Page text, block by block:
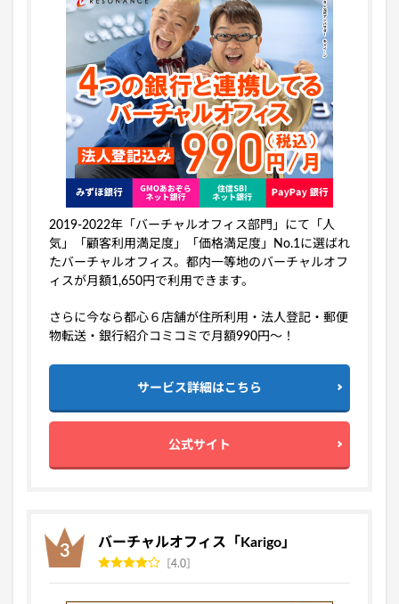
2019-2022年「バーチャルオフィス部門」にて「人
気」「顧客利用満足度」「価格満足度」No.1に選ばれ
たバーチャルオフィス。都内一等地のバーチャルオフ
ィスが月額1,650円で利用できます。
さらに今なら都心６店舗が住所利用・法人登記・郵便
物転送・銀行紹介コミコミで月額990円～！
サービス詳細はこちら
公式サイト
バーチャルオフィス「Karigo」
4.0